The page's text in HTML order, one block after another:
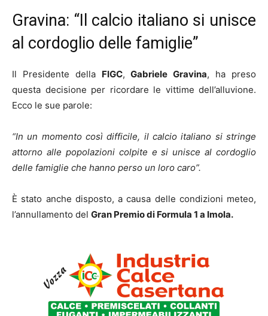
Gravina: “Il calcio italiano si unisce
al cordoglio delle famiglie”
Il Presidente della FIGC,Gabriele Gravina, ha preso
questa decisione per ricordare le vittime dell’alluvione.
Ecco le sue parole:
“In un momento così difficile, il calcio italiano si stringe
attorno alle popolazioni colpite e si unisce al cordoglio
delle famiglie che hanno perso un loro caro”.
È stato anche disposto, a causa delle condizioni meteo,
l’annullamento del Gran Premio di Formula 1 a Imola.